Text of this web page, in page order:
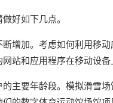
好如下几点。
增加。考虑如何利用移
站和应用程序在移动设备
主要年龄段。模拟滑雪